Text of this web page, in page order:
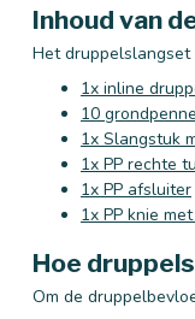
Inhoud van
Het druppelslangset
1x inline
10
1x Slangstuk
1x PP rechte
1x PP afsluiter
1x PP knie
Hoe
Om de